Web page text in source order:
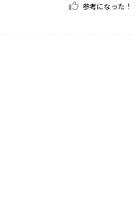
参考になった！